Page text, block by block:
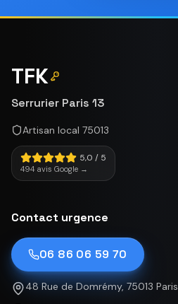
TFK
Serrurier Paris 13
Artisan local 75013
5,0 / 5
494 avis Google →
Contact urgence
06 86 06 59 70
48 Rue de Domrémy, 75013 Paris